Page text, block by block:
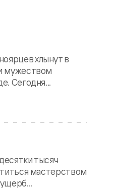
хлынут в
мужеством
Сегодня...
тысяч
мастерством